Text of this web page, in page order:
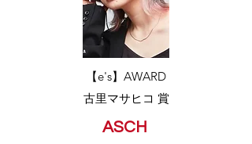
​【e's】AWARD
​古里マサヒコ 賞
ASCH